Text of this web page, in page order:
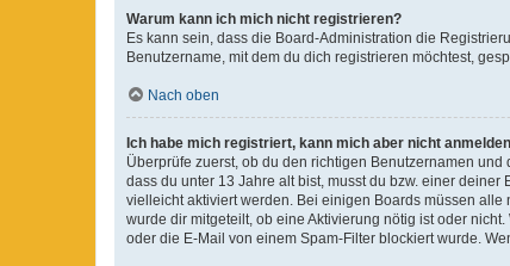
Warum kann ich mich nicht registrieren?
Es kann sein, dass die Board-Administration die
Benutzername, mit dem du dich registrieren möchtest,
Nach oben
Ich habe mich registriert, kann mich aber nicht
Überprüfe zuerst, ob du den richtigen Benutzernamen
dass du unter 13 Jahre alt bist, musst du bzw. einer
vielleicht aktiviert werden. Bei einigen Boards müssen
wurde dir mitgeteilt, ob eine Aktivierung nötig ist oder
oder die E-Mail von einem Spam-Filter blockiert wurde.